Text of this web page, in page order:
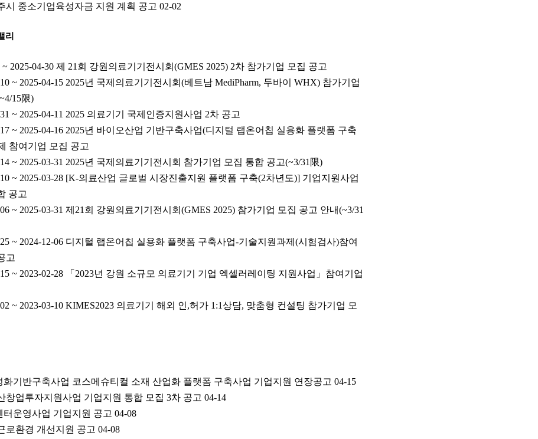
시 중소기업육성자금 지원 계획 공고 02-02
리
~ 2025-04-30 제 21회 강원의료기기전시회(GMES 2025) 2차 참가기업 모집 공고
~ 2025-04-15 2025년 국제의료기기전시회(베트남 MediPharm, 두바이 WHX) 참가기업
15限)
~ 2025-04-11 2025 의료기기 국제인증지원사업 2차 공고
~ 2025-04-16 2025년 바이오산업 기반구축사업(디지털 랩온어칩 실용화 플랫폼 구축
참여기업 모집 공고
~ 2025-03-31 2025년 국제의료기기전시회 참가기업 모집 통합 공고(~3/31限)
~ 2025-03-28 [K-의료산업 글로벌 시장진출지원 플랫폼 구축(2차년도)] 기업지원사업
공고
~ 2025-03-31 제21회 강원의료기기전시회(GMES 2025) 참가기업 모집 공고 안내(~3/31
~ 2024-12-06 디지털 랩온어칩 실용화 플랫폼 구축사업-기술지원과제(시험검사)참여
고
~ 2023-02-28 「2023년 강원 소규모 의료기기 기업 엑셀러레이팅 지원사업」참여기업
~ 2023-03-10 KIMES2023 의료기기 해외 인,허가 1:1상담, 맞춤형 컨설팅 참가기업 모
화기반구축사업 코스메슈티컬 소재 산업화 플랫폼 구축사업 기업지원 연장공고 04-15
창업투자지원사업 기업지원 통합 모집 3차 공고 04-14
터운영사업 기업지원 공고 04-08
로환경 개선지원 공고 04-08